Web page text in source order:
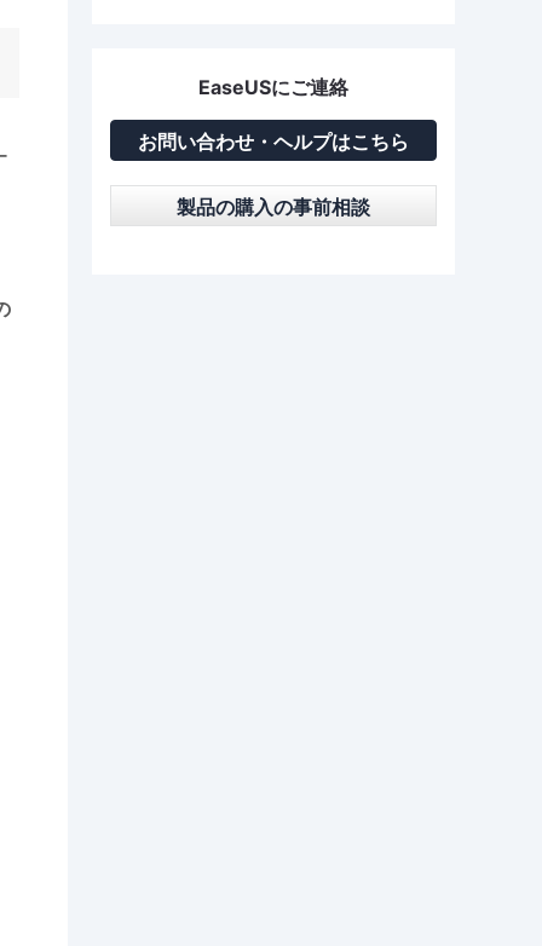
EaseUSにご連絡
お問い合わせ・ヘルプはこちら
製品の購入の事前相談